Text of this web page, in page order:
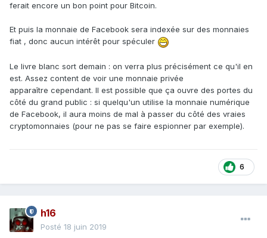
ferait encore un bon point pour Bitcoin.
Et puis la monnaie de Facebook sera indexée sur des monnaies
fiat , donc aucun intérêt pour spéculer
Le livre blanc sort demain : on verra plus précisément ce qu'il en
est. Assez content de voir une monnaie privée
apparaître cependant. Il est possible que ça ouvre des portes du
côté du grand public : si quelqu'un utilise la monnaie numérique
de Facebook, il aura moins de mal à passer du côté des vraies
cryptomonnaies (pour ne pas se faire espionner par exemple).
6
h16
Posté 18 juin 2019